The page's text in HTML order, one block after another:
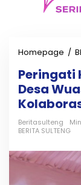
Homepage /
Peringati
Desa
Beritasulteng
BERITA SULTENG